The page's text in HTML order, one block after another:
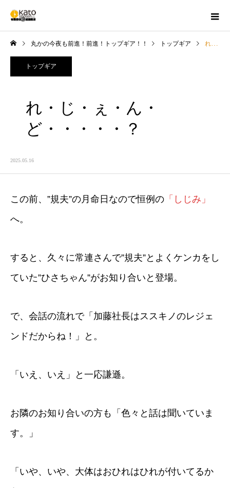
丸かの今夜も前進！前進！トップギア！！ トップギア れ・じ・ぇ・ん・ど・・・・・？
トップギア
れ・じ・ぇ・ん・
ど・・・・・？
2025.05.16
この前、”規夫”の月命日なので恒例の 「しじみ」
へ。
すると、久々に常連さんで”規夫”とよくケンカをし
ていた”ひさちゃん”がお知り合いと登場。
で、会話の流れで「加藤社長はススキノのレジェ
ンドだからね！」と。
「いえ、いえ」と一応謙遜。
お隣のお知り合いの方も「色々と話は聞いていま
す。」
「いや、いや、大体はおひれはひれが付いてるか